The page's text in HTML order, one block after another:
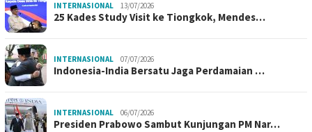
INTERNASIONAL 13/07/2026
25 Kades Study Visit ke Tiongkok, Mendes…
INTERNASIONAL 07/07/2026
Indonesia-India Bersatu Jaga Perdamaian …
INTERNASIONAL 06/07/2026
Presiden Prabowo Sambut Kunjungan PM Nar…